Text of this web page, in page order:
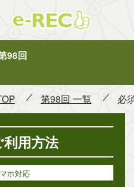
98回
第98回 一覧 必
用方法
ホ対応